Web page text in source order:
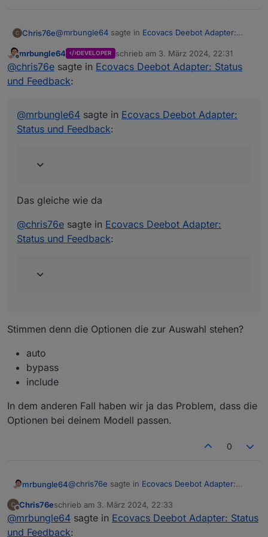
Chris76e@mrbungle64 sagte in Ecovacs Deebot Adapter:
Was heißt das genau?
@chris76esagte inEcovacs Deebot Adapter: Status
und Feedback:
Adapter.
Offline
mrbungle64 DEVELOPER schrieb am 3. März 2024, 22:31
zuletzt editiert von
@chris76e sagte in Ecovacs Deebot Adapter: Status
und Feedback:
@mrbungle64 sagte in Ecovacs Deebot Adapter:
Status und Feedback:
Das gleiche wie da
@chris76e sagte in Ecovacs Deebot Adapter:
Status und Feedback:
Stimmen denn die Optionen die zur Auswahl stehen?
auto
bypass
include
In dem anderen Fall haben wir ja das Problem, dass die
Optionen bei deinem Modell passen.
0
mrbungle64@chris76e sagte in Ecovacs Deebot Adapter:
@mrbungle64sagte inEcovacs Deebot
Offline
Chris76eschrieb am 3. März 2024, 22:33
zuletzt editiert von
@mrbungle64 sagte in Ecovacs Deebot Adapter: Status
und Feedback: